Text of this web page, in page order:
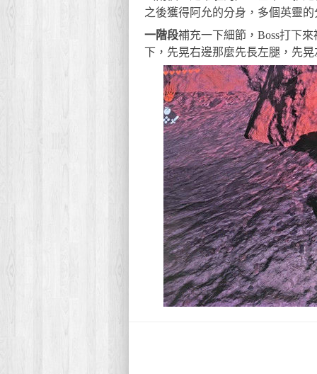
之後獲得阿允的分身，多個英靈
一階段補充一下細節，Boss打下
下，先晃右邊那麼先長左腿，先